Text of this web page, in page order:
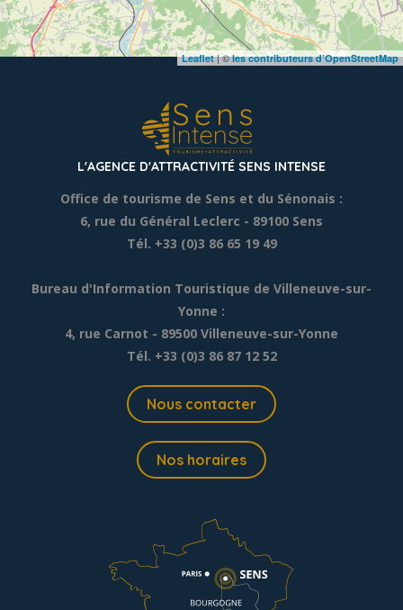
Leaflet| ©les contributeurs d’OpenStreetMap
L'AGENCE D'ATTRACTIVITÉ SENS INTENSE
Office de tourisme de Sens et du Sénonais :
6, rue du Général Leclerc - 89100 Sens
Tél. +33 (0)3 86 65 19 49
Bureau d'Information Touristique de Villeneuve-sur-
Yonne :
4, rue Carnot - 89500 Villeneuve-sur-Yonne
Tél. +33 (0)3 86 87 12 52
Nous contacter
Nos horaires